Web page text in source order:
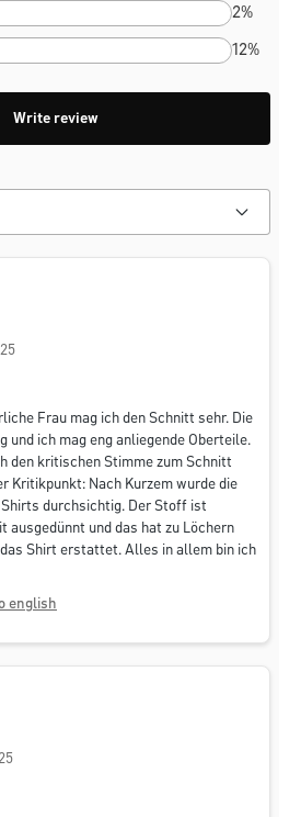
2%
12%
Write review
of 5 stars
Frau mag ich den Schnitt sehr. Die
und ich mag eng anliegende Oberteile.
den kritischen Stimme zum Schnitt
Kritikpunkt: Nach Kurzem wurde die
durchsichtig. Der Stoff ist
ausgedünnt und das hat zu Löchern
Shirt erstattet. Alles in allem bin ich
english
of 5 stars